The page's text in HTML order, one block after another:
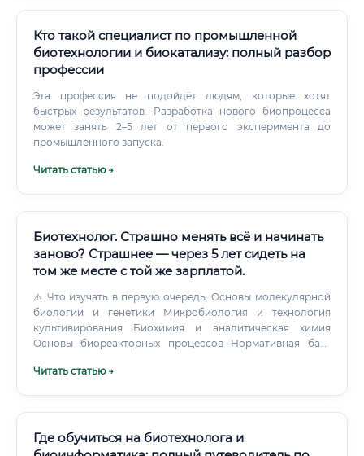
Кто такой специалист по промышленной
биотехнологии и биокатализу: полный разбор
профессии
Эта профессия не подойдёт людям, которые хотят
быстрых результатов. Разработка нового биопроцесса
может занять 2–5 лет от первого эксперимента до
промышленного запуска.
Читать статью →
Биотехнолог. Страшно менять всё и начинать
заново? Страшнее — через 5 лет сидеть на
том же месте с той же зарплатой.
⚠️ Что изучать в первую очередь: Основы молекулярной
биологии и генетики Микробиология и технология
культивирования Биохимия и аналитическая химия
Основы биореакторных процессов Нормативная база
уровень) Как быстро можно освоить профессию ✅
опыта 🟢 Да, это возможно, но с условиями: Наличие
профильного или смежного образования значительно
Читать статью →
Где обучиться на биотехнолога и